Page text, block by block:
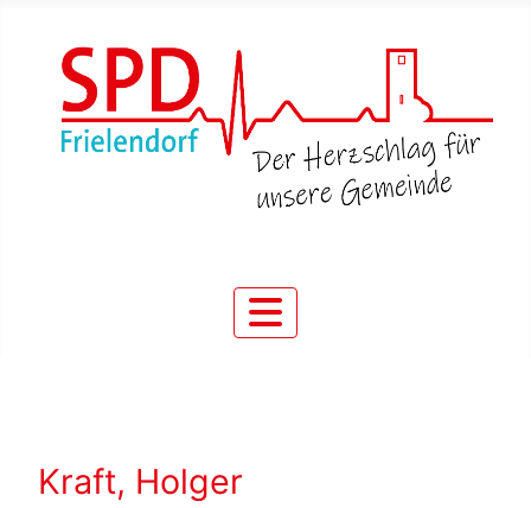
Kraft, Holger